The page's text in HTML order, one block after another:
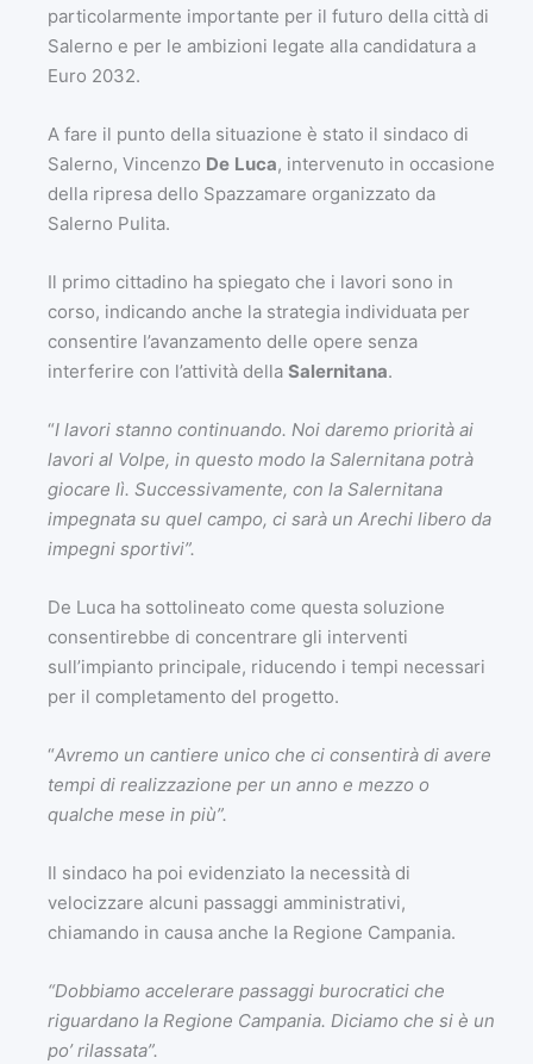
particolarmente importante per il futuro della città di
Salerno e per le ambizioni legate alla candidatura a
Euro 2032.
A fare il punto della situazione è stato il sindaco di
Salerno, Vincenzo De Luca, intervenuto in occasione
della ripresa dello Spazzamare organizzato da
Salerno Pulita.
Il primo cittadino ha spiegato che i lavori sono in
corso, indicando anche la strategia individuata per
consentire l’avanzamento delle opere senza
interferire con l’attività della Salernitana.
“I lavori stanno continuando. Noi daremo priorità ai
lavori al Volpe, in questo modo la Salernitana potrà
giocare lì. Successivamente, con la Salernitana
impegnata su quel campo, ci sarà un Arechi libero da
impegni sportivi”.
De Luca ha sottolineato come questa soluzione
consentirebbe di concentrare gli interventi
sull’impianto principale, riducendo i tempi necessari
per il completamento del progetto.
“Avremo un cantiere unico che ci consentirà di avere
tempi di realizzazione per un anno e mezzo o
qualche mese in più”.
Il sindaco ha poi evidenziato la necessità di
velocizzare alcuni passaggi amministrativi,
chiamando in causa anche la Regione Campania.
“Dobbiamo accelerare passaggi burocratici che
riguardano la Regione Campania. Diciamo che si è un
po’ rilassata”.